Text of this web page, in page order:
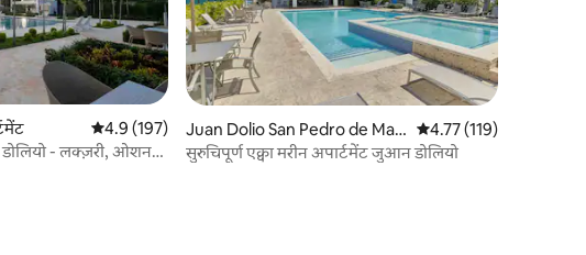
औसत रेटिंग 5 में से 4.9, 197 समीक्षाएँ
4.9 (197)
- लक्ज़री, ओशन
Juan Dolio San Pedro de Mac
oris में अपार्टमेंट
औसत रेटिंग 5 में से 4.77,
4.77 (119)
सुरुचिपूर्ण एक्वा मरीन अपार्टमेंट जुआन डोलियो